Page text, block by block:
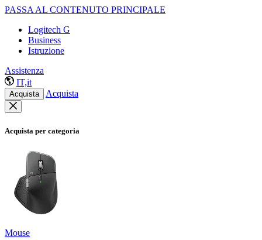
PASSA AL CONTENUTO PRINCIPALE
Logitech G
Business
Istruzione
Assistenza
IT,it
Acquista Acquista
Acquista per categoria
Mouse